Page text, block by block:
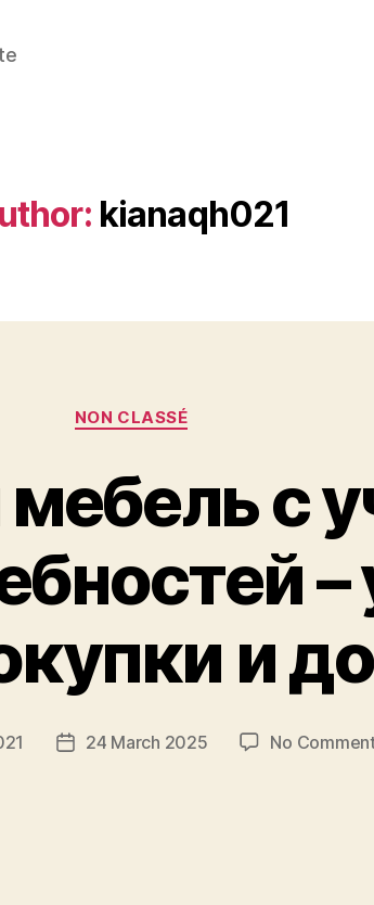
kianaqh021
Categories
NON CLASSÉ
с
и
Post24 March 2025 No